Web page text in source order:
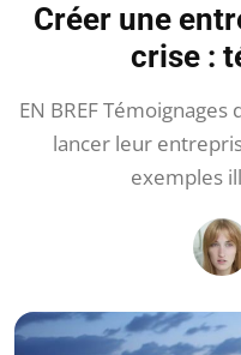
Créer une
crise :
EN BREF
lancer leur
exemples